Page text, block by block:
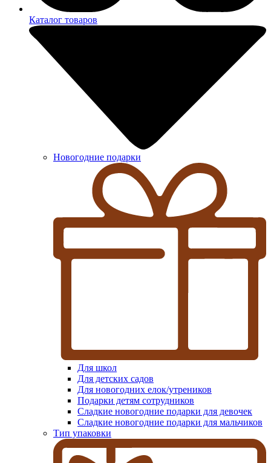
Каталог товаров
Новогодние подарки
Для школ
Для детских садов
Для новогодних елок/утреников
Подарки детям сотрудников
Сладкие новогодние подарки для девочек
Сладкие новогодние подарки для мальчиков
Тип упаковки